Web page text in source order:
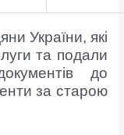
України, які
та подали
до
за старою